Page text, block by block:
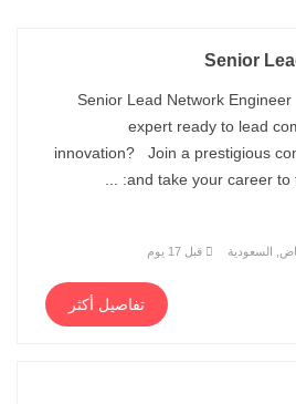
Senior
Senior Lead Network
expert ready to lead
innovation? Join a prestigious
and take your career to
السعودية قبل 17 يوم
تفاصيل أكثر